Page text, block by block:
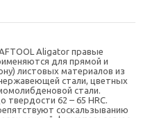
Aligator правые
для прямой и
листовых материалов из
стали, цветных
стали.
твердости 62 – 65 HRC.
соскальзыванию